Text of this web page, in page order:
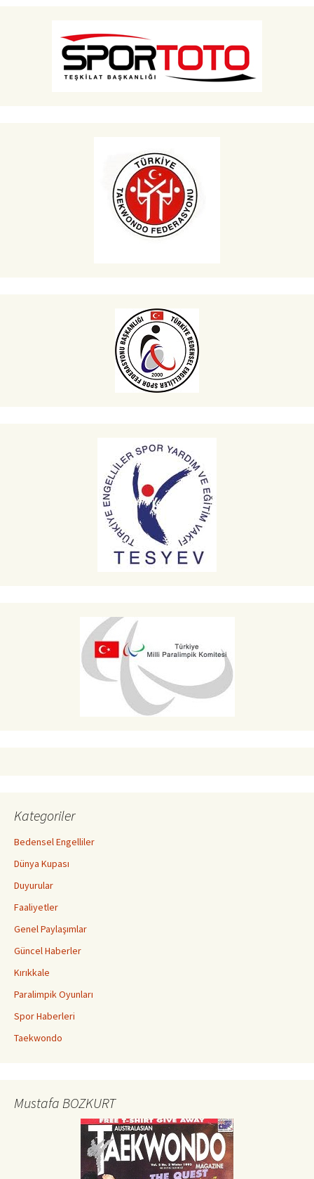
Kategoriler
Bedensel Engelliler
Dünya Kupası
Duyurular
Faaliyetler
Genel Paylaşımlar
Güncel Haberler
Kırıkkale
Paralimpik Oyunları
Spor Haberleri
Taekwondo
Mustafa BOZKURT